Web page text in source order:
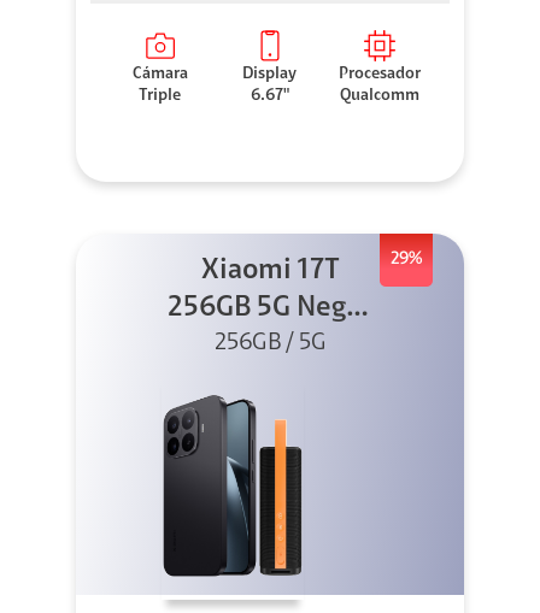
Cámara
Triple
Display
6.67"
Procesador
Qualcomm
29%
Xiaomi 17T
256GB 5G Negro
+ Sound
256GB / 5G